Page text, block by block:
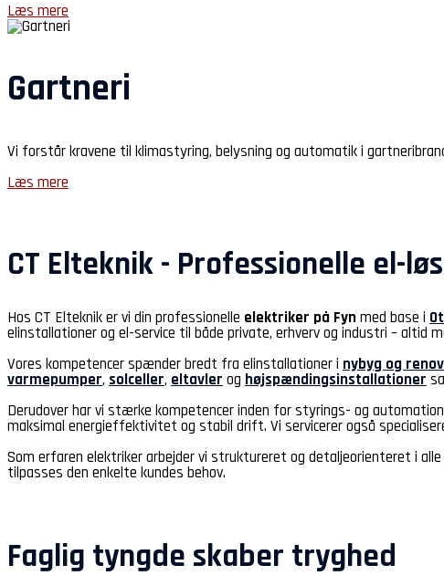
Læs mere
Gartneri
Vi forstår kravene til klimastyring, belysning og automatik i
Læs mere
CT Elteknik - Professionelle el-
Hos CT Elteknik er vi din professionelle elektriker på Fynmed base i
elinstallationer og el-service til både private, erhverv og industri – altid
Vores kompetencer spænder bredt fra elinstallationer i nybyg og
varmepumper, solceller, eltavler og højspændingsinstallationer
Derudover har vi stærke kompetencer inden for styrings- og
maksimal energieffektivitet og stabil drift. Vi servicerer også
Som erfaren elektriker arbejder vi struktureret og detaljeorienteret i
tilpasses den enkelte kundes behov.
Faglig tyngde skaber tryghed